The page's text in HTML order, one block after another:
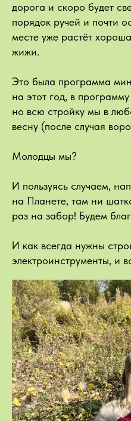
дорога и скоро будет
порядок ручей и почти
месте уже растёт
жижи.
Это была программа
на этот год, в
но всю стройку мы в
весну (после случая
Молодцы мы?
И пользуясь случаем,
на Планете, там ни
раз на забор! Будем
И как всегда нужны
электроинструменты, и